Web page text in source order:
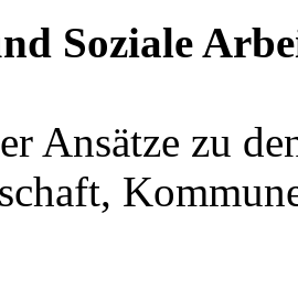
Soziale
Ansätze zu